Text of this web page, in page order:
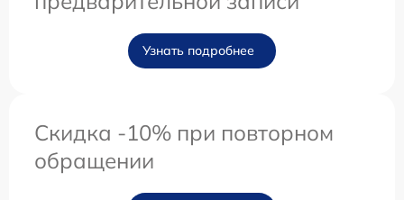
Узнать подробнее
Скидка -10% при повторном
обращении